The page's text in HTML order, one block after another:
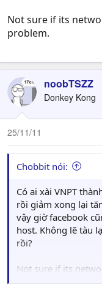
Not sure if its
problem.
noobTSZZ
Donkey Kong
25/11/11
Chobbit nói:
Có ai xài VNPT
rồi giảm xong lại
vậy giờ facebook
host. Không lẽ tàu
rồi?
Not sure if its
problem.